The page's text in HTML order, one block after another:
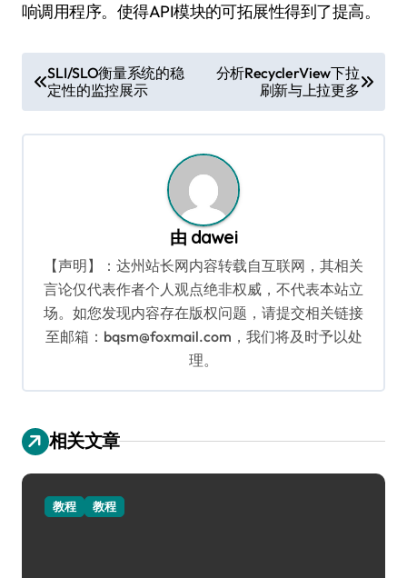
响调用程序。使得API模块的可拓展性得到了提高。
章
导
SLI/SLO衡量系统的稳
定性的监控展示
分析RecyclerView下拉
刷新与上拉更多
由 dawei
【声明】：达州站长网内容转载自互联网，其相关
言论仅代表作者个人观点绝非权威，不代表本站立
场。如您发现内容存在版权问题，请提交相关链接
至邮箱：bqsm@foxmail.com，我们将及时予以处
理。
相关文章
教程 教程